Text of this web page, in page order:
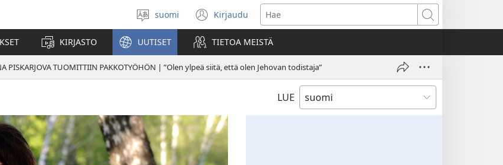
Valitse
kieli
suomi Kirjaudu
(avaa
uuden
ikkunan)
Hae
KIRJASTO UUTISET TIETOA MEISTÄ
PISKARJOVA TUOMITTIIN PAKKOTYÖHÖN | ”Olen ylpeä siitä, että olen Jehovan todistaja”
LUE